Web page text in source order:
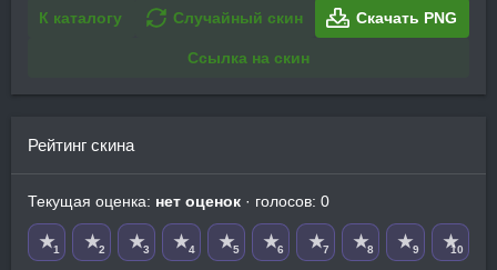
К каталогу Случайный скин Скачать PNG
Ссылка на скин
Рейтинг скина
Текущая оценка: нет оценок · голосов: 0
★1 ★2 ★3 ★4 ★5 ★6 ★7 ★8 ★9 ★10